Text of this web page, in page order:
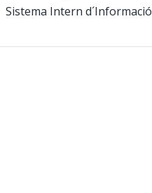
Sistema Intern d´Informació